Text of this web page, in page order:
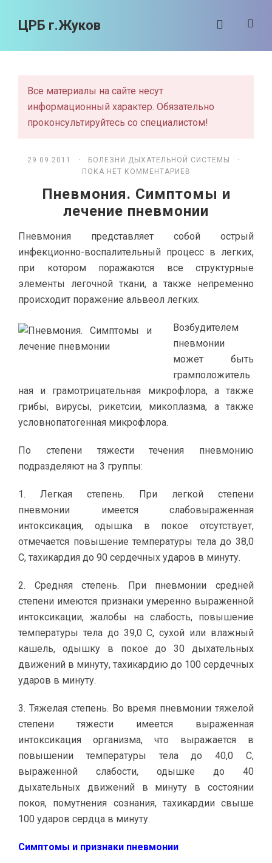
ЦРБ г.Жуков
Все материалы на сайте несут
информационный характер. Обязательно
проконсультируйтесь со специалистом!
29.09.2011 · БОЛЕЗНИ ДЫХАТЕЛЬНОЙ СИСТЕМЫ
·
ПОКА НЕТ КОММЕНТАРИЕВ
Пневмония. Симптомы и
лечение пневмонии
Пневмония представляет собой острый
инфекционно-воспалительный процесс в легких,
при котором поражаются все структурные
элементы легочной ткани, а также непременно
происходит поражение альвеол легких.
Возбудителем
пневмонии
может быть
грамположитель
ная и грамотрицательная микрофлора, а также
грибы, вирусы, рикетсии, микоплазма, а также
условнопатогенная микрофлора.
По степени тяжести течения пневмонию
подразделяют на 3 группы:
1. Легкая степень. При легкой степени
пневмонии имеется слабовыраженная
интоксикация, одышка в покое отсутствует,
отмечается повышение температуры тела до 38,0
С, тахикардия до 90 сердечных ударов в минуту.
2. Средняя степень. При пневмонии средней
степени имеются признаки умеренно выраженной
интоксикации, жалобы на слабость, повышение
температуры тела до 39,0 С, сухой или влажный
кашель, одышку в покое до 30 дыхательных
движений в минуту, тахикардию до 100 сердечных
ударов в минуту.
3. Тяжелая степень. Во время пневмонии тяжелой
степени тяжести имеется выраженная
интоксикация организма, что выражается в
повышении температуры тела до 40,0 С,
выраженной слабости, одышке до 40
дыхательных движений в минуту в состоянии
покоя, помутнения сознания, тахикардии свыше
100 ударов сердца в минуту.
Симптомы и признаки пневмонии